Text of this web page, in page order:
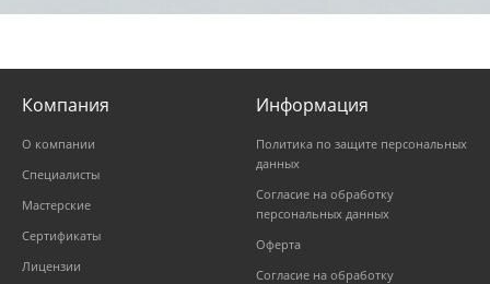
Компания
О компании
Специалисты
Мастерские
Сертификаты
Лицензии
Информация
Политика по защите персональных
данных
Согласие на обработку
персональных данных
Оферта
Согласие на обработку